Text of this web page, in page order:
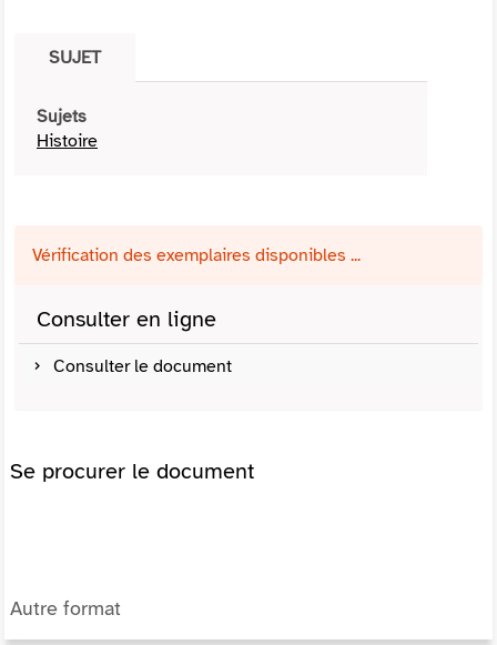
SUJET
Sujets
Histoire
Vérification des exemplaires disponibles ...
Consulter en ligne
Consulter le document
Se procurer le document
Autre format